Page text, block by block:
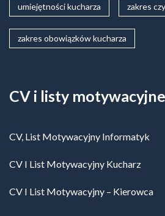
umiejętności kucharza zakres
zakres obowiązków kucharza
CV i listy motywacyjne
CV, List Motywacyjny Informatyk
CV I List Motywacyjny Kucharz
CV I List Motywacyjny – Kierowca